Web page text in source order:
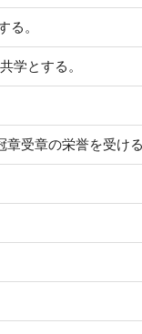
。
学とする。
受章の栄誉を受ける